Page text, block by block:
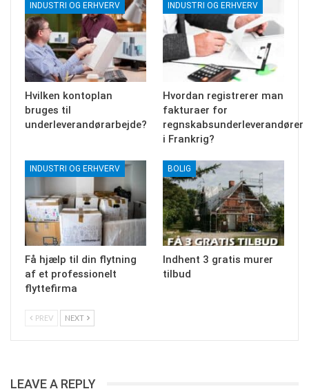
INDUSTRI OG ERHVERV
Hvilken kontoplan
bruges til
underleverandørarbejde?
INDUSTRI OG ERHVERV
Hvordan registrerer man
fakturaer for
regnskabsunderleverandører
i Frankrig?
INDUSTRI OG ERHVERV
Få hjælp til din flytning
af et professionelt
flyttefirma
BOLIG
Indhent 3 gratis murer
tilbud
PREV NEXT
LEAVE A REPLY